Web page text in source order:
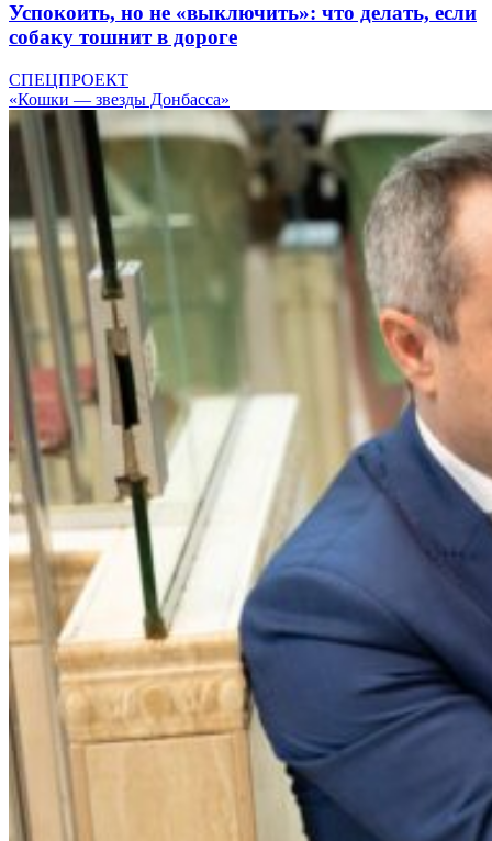
Успокоить, но не «выключить»: что делать, если
собаку тошнит в дороге
СПЕЦПРОЕКТ
«Кошки — звезды Донбасса»